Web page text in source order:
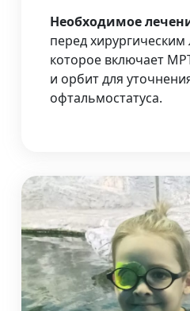
Необходимое
перед
которое включает
и орбит для
офтальмостатуса.